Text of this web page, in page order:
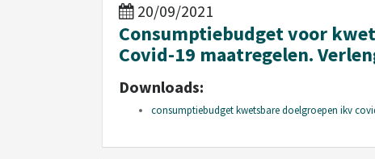
20/09/2021
Consumptiebudget voor
Covid-19 maatregelen.
Downloads:
consumptiebudget kwetsbare doelgroepen ikv